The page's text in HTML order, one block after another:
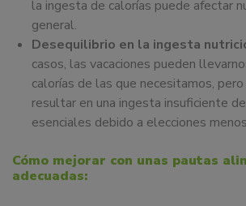
la ingesta de calorías puede afectar
general.
Desequilibrio en la ingesta
casos, las vacaciones pueden
calorías de las que necesitamos,
resultar en una ingesta insuficiente
esenciales debido a elecciones
Cómo mejorar con unas pautas
adecuadas: